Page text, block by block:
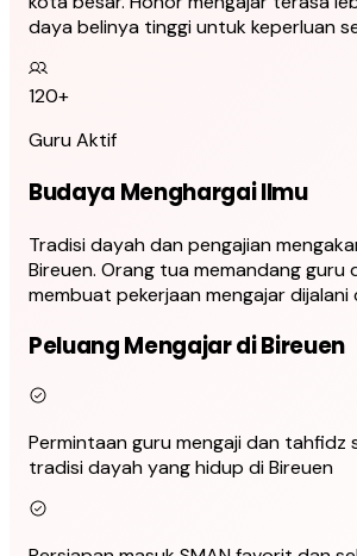
daya belinya tinggi untuk keperluan
120+
Guru Aktif
Budaya Menghargai Ilmu
Tradisi dayah dan pengajian
Bireuen. Orang tua memandang guru
membuat pekerjaan mengajar dijalani
Peluang Mengajar di Bireuen
Permintaan guru mengaji dan tahfidz
tradisi dayah yang hidup di Bireuen